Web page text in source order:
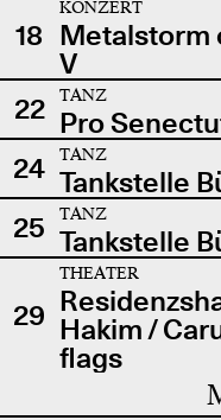
18
KONZERT
Metalstorm
V
22
TANZ
Pro
24
TANZ
Tankstelle
25
TANZ
Tankstelle
29
THEATER
Hakim /
flags